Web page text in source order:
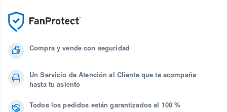
Compra y vende con seguridad
Un Servicio de Atención al Cliente que te acompaña
hasta tu asiento
Todos los pedidos están garantizados al 100 %